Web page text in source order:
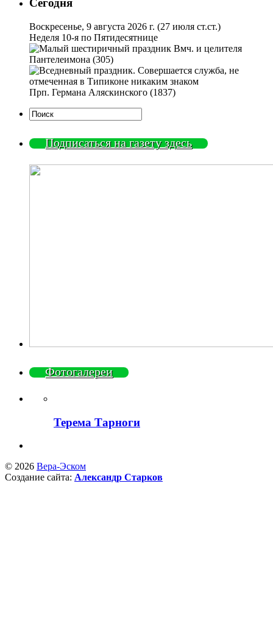
Сегодня
Воскресенье, 9 августа 2026 г. (27 июля ст.ст.)
Неделя 10-я по Пятидесятнице
Вмч. и целителя
Пантелеимона (305)
Прп. Германа Аляскинского (1837)
Подписаться на газету здесь
Фотогалереи
Терема Тарноги
© 2026 Вера-Эском
Создание сайта: Александр Старков